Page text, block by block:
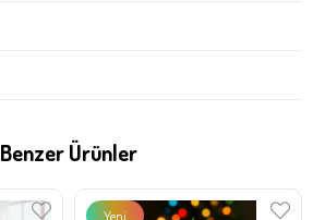
Benzer Ürünler
Yeni